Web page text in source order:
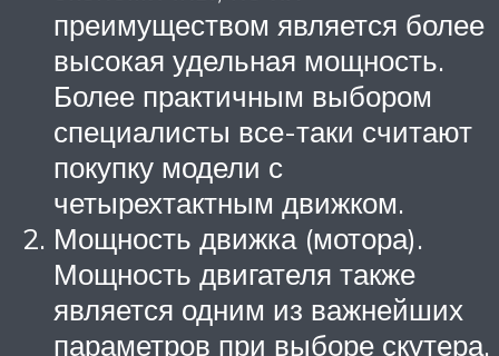
преимуществом является более
высокая удельная мощность.
Более практичным выбором
специалисты все-таки считают
покупку модели с
четырехтактным движком.
Мощность движка (мотора).
Мощность двигателя также
является одним из важнейших
параметров при выборе скутера,